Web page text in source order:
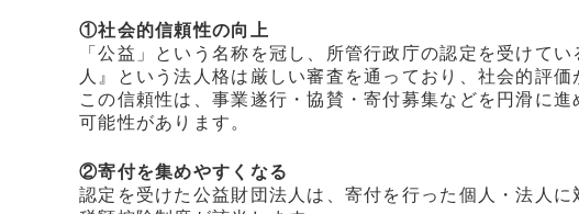
①社会的信頼性の向上
「公益」という名称を冠し、所管行政庁の認定を受けて
人』という法人格は厳しい審査を通っており、社会的評価
この信頼性は、事業遂行・協賛・寄付募集などを円滑に
可能性があります。
②寄付を集めやすくなる
認定を受けた公益財団法人は、寄付を行った個人・法人